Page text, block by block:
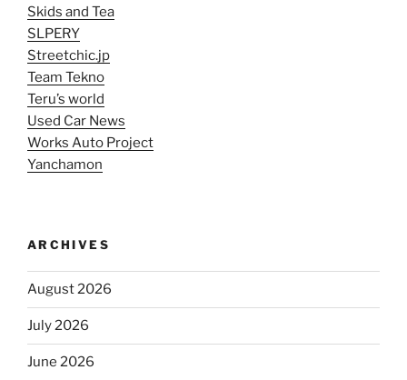
Skids and Tea
SLPERY
Streetchic.jp
Team Tekno
Teru’s world
Used Car News
Works Auto Project
Yanchamon
ARCHIVES
August 2026
July 2026
June 2026